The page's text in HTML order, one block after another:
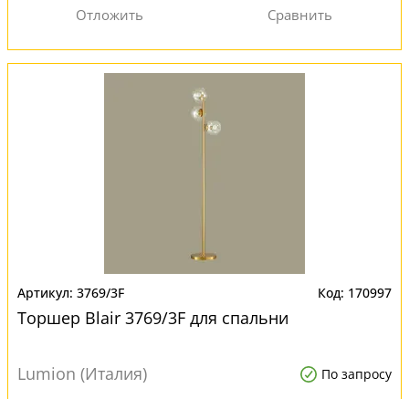
3769/3F 170997
Торшер Blair 3769/3F для спальни
Lumion (Италия) По запросу